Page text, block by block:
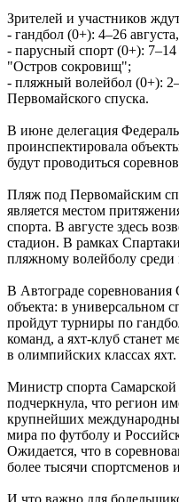
августа
07.08.2026 | 20:51
В Самаре пустят
— "Балтика"
07.08.2026 | 20:07
В Самаре временно
07.08.2026 | 19:29
Лук, капуста и свекла: в
рассказали, какие
В селе Усинское тушили
07.08.2026 | 18:55
В облизбиркоме разыграли
политических партий в
07.08.2026 | 18:49
ЗОЖ
07.08.2026 | 18:24
В Самарской области
четырех пляжах
07.08.2026 | 18:22
развитие Самарской
07.08.2026 | 18:21
В Тольятти отремонтируют
07.08.2026 | 18:05
"Самара в движении":
августа
Зрителей и участников
- гандбол (0+): 4–26
- парусный спорт (0+): 7–14
"Остров сокровищ";
- пляжный волейбол (0+):
Первомайского спуска.
В июне делегация
проинспектировала
будут проводиться
Пляж под Первомайским
является местом
спорта. В августе здесь
стадион. В рамках
пляжному волейболу
В Автограде соревнования
объекта: в универсальном
пройдут турниры по
команд, а яхт-клуб станет
в олимпийских классах яхт.
Министр спорта
подчеркнула, что регион
крупнейших
мира по футболу и
Ожидается, что в
более тысячи спортсменов
И что важно для